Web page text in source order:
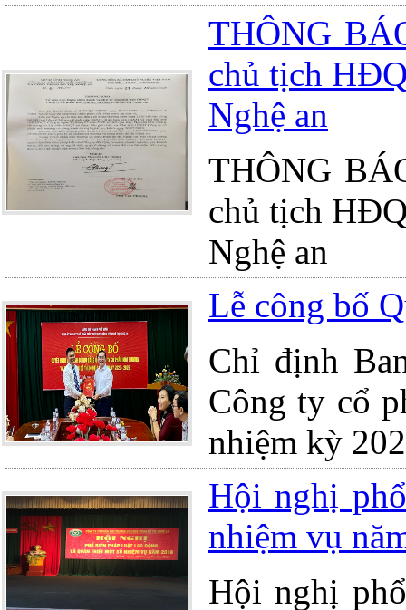
THÔNG
chủ tịch
Nghệ an
THÔNG
chủ tịch
Nghệ an
Lễ công bố
Chỉ định
Công ty cổ
nhiệm kỳ
Hội nghị
nhiệm vụ
Hội nghị